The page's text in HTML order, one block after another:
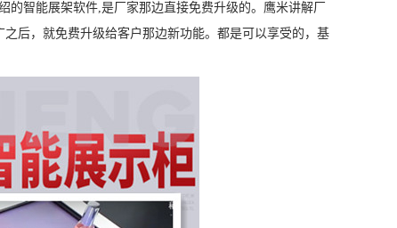
智能展架软件,是厂家那边直接免费升级的。鹰米讲解厂
后，就免费升级给客户那边新功能。都是可以享受的，基